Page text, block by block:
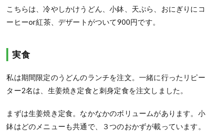
こちらは、冷やしかけうどん、小鉢、天ぷら、おにぎりにコ
ーヒーor紅茶、デザートがついて900円です。
実食
私は期間限定のうどんのランチを注文。一緒に行ったリピー
ター2名は、生姜焼き定食と刺身定食を注文しました。
まずは生姜焼き定食。なかなかのボリュームがあります。小
鉢はどのメニューも共通で、３つのおかずが載っています。